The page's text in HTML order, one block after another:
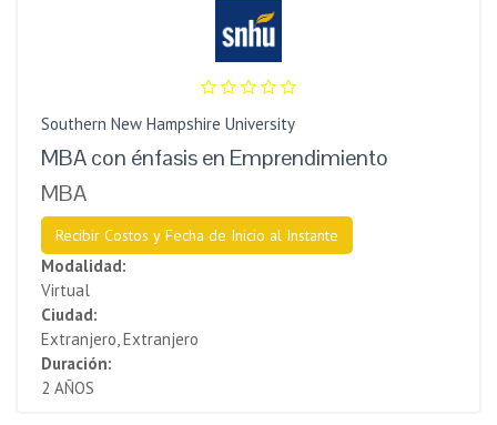
Southern New Hampshire University
MBA con énfasis en Emprendimiento
MBA
Recibir Costos y Fecha de Inicio al Instante
Modalidad:
Virtual
Ciudad:
Extranjero, Extranjero
Duración:
2 AÑOS